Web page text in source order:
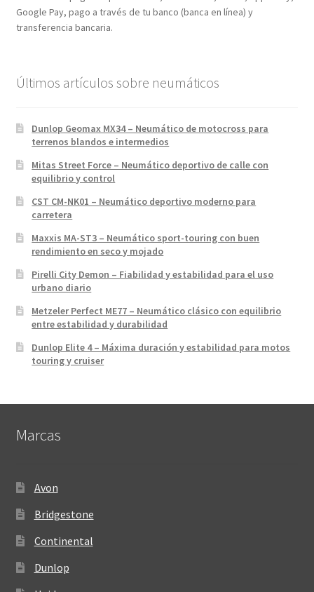
Google Pay, pago a través de tu banco (banca en línea) y
transferencia bancaria.
Últimos artículos sobre neumáticos
Dunlop Geomax MX34 – Neumático de motocross para
terrenos blandos e intermedios
Mitas Street Force – Neumático deportivo de calle con
equilibrio y control
CST CM-NK01 – Neumático deportivo moderno para
carretera
Maxxis MA-ST3 – Neumático sport-touring con buen
rendimiento en seco y mojado
Pirelli City Demon – Fiabilidad y estabilidad para el uso
urbano diario
Metzeler Perfect ME77 – Neumático clásico con equilibrio
entre estabilidad y durabilidad
Dunlop Elite 4 – Máxima duración y estabilidad para motos
touring y cruiser
Marcas
Avon
Bridgestone
Continental
Dunlop